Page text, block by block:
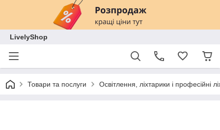
LivelyShop
Товари та послуги Освітлення, ліхтарики і професійні